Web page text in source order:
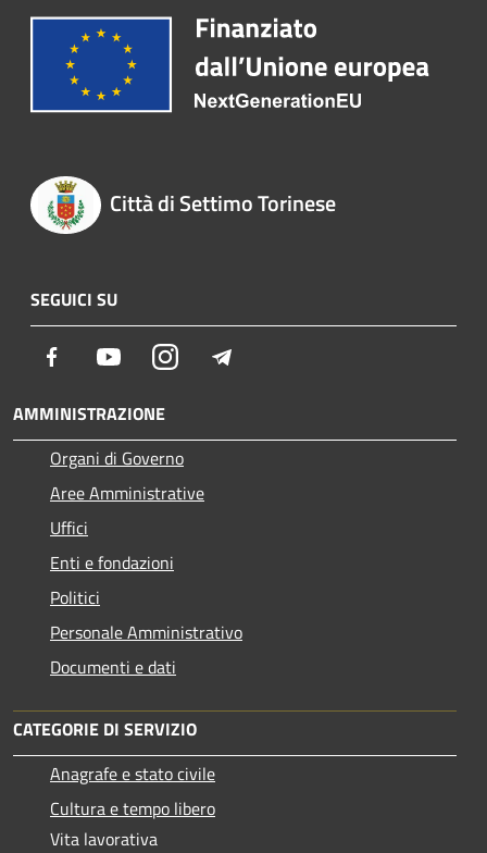
Città di Settimo Torinese
SEGUICI SU
Facebook YoutubeInstagram
AMMINISTRAZIONE
Organi di Governo
Aree Amministrative
Uffici
Enti e fondazioni
Politici
Personale Amministrativo
Documenti e dati
CATEGORIE DI SERVIZIO
Anagrafe e stato civile
Cultura e tempo libero
Vita lavorativa